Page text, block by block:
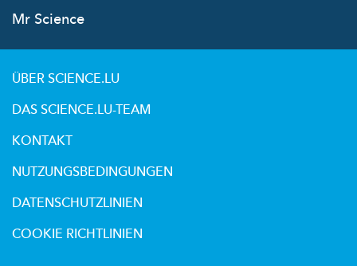
Mr Science
ÜBER SCIENCE.LU
DAS SCIENCE.LU-TEAM
KONTAKT
NUTZUNGSBEDINGUNGEN
DATENSCHUTZLINIEN
COOKIE RICHTLINIEN